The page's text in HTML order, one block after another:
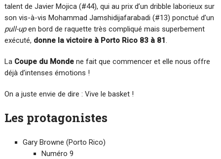
talent de Javier Mojica (#44), qui au prix d’un dribble laborieux sur
son vis-à-vis Mohammad Jamshidijafarabadi (#13) ponctué d’un
pull-upen bord de raquette très compliqué mais superbement
exécuté, donne la victoire à Porto Rico 83 à 81.
La Coupe du Mondene fait que commencer et elle nous offre
déjà d’intenses émotions !
On a juste envie de dire : Vive le basket !
Les protagonistes
Gary Browne (Porto Rico)
Numéro 9